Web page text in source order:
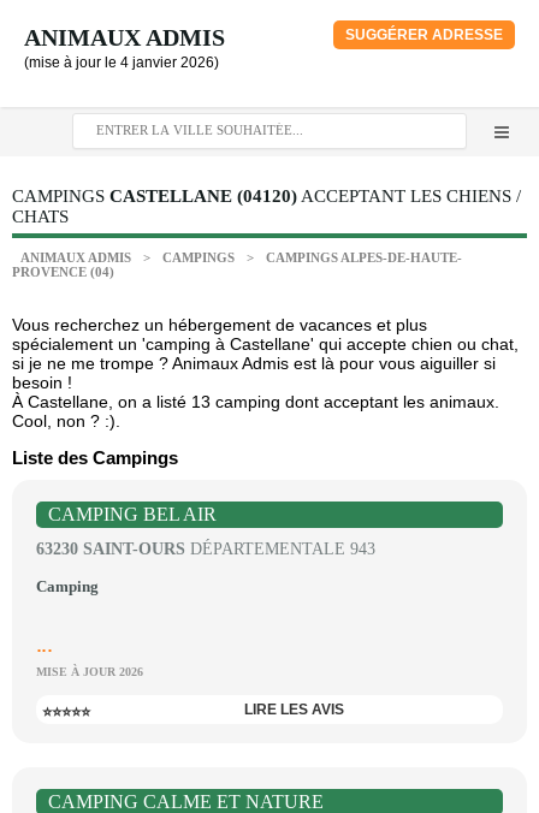
ANIMAUX ADMIS
(mise à jour le 4 janvier 2026)
SUGGÉRER ADRESSE
CAMPINGS CASTELLANE (04120) ACCEPTANT LES CHIENS /
CHATS
ANIMAUX ADMIS > CAMPINGS >
CAMPINGS ALPES-DE-HAUTE-
PROVENCE (04)
Vous recherchez un hébergement de vacances et plus
spécialement un 'camping à Castellane' qui accepte chien ou chat,
si je ne me trompe ? Animaux Admis est là pour vous aiguiller si
besoin !
À Castellane, on a listé 13 camping dont acceptant les animaux.
Cool, non ? :).
Liste des Campings
CAMPING BEL AIR
63230 SAINT-OURS DÉPARTEMENTALE 943
Camping
...
MISE À JOUR 2026
⭐⭐⭐⭐⭐ LIRE LES AVIS
CAMPING CALME ET NATURE